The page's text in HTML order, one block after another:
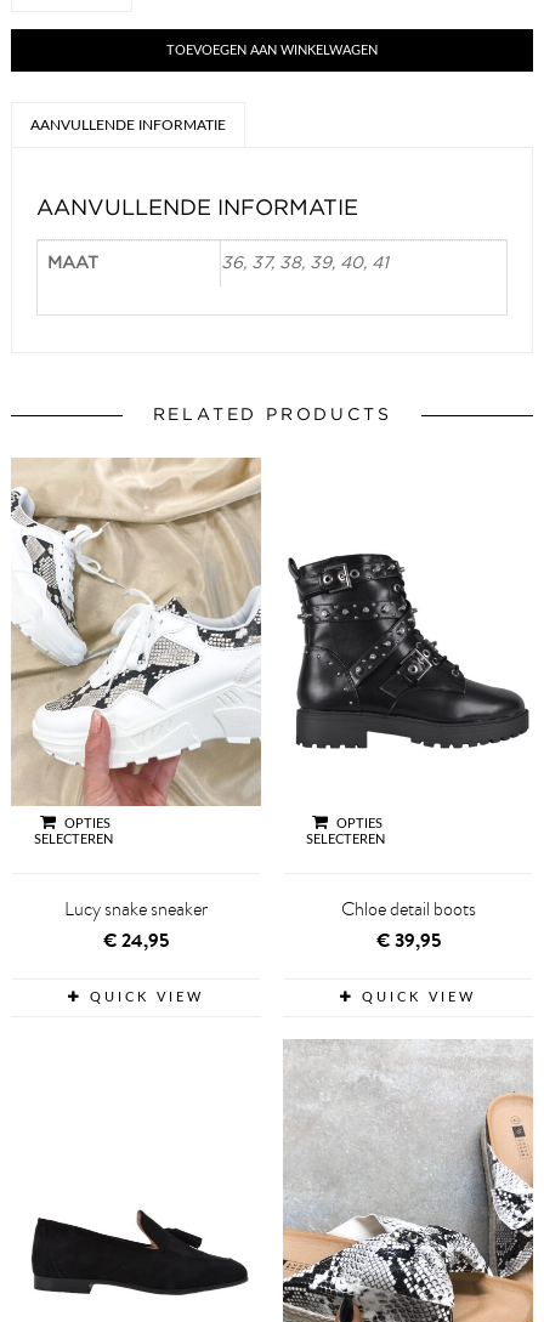
sneaker
TOEVOEGEN AAN WINKELWAGEN
AANVULLENDE INFORMATIE
AANVULLENDE INFORMATIE
MAAT 36, 37, 38, 39, 40, 41
RELATED PRODUCTS
OPTIES
SELECTEREN
Lucy snake sneaker
€24,95
QUICK VIEW
OPTIES
SELECTEREN
Chloe detail boots
€39,95
QUICK VIEW